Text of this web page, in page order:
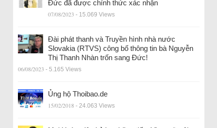
Đức đã được chính thức xác nhận
07/08/2023 - 15.069 Views
Đài phát thanh và Truyền hình nhà nước
Slovakia (RTVS) công bố thông tin bà Nguyễn
Thị Thanh Nhàn trốn sang Đức!
06/08/2023 - 5.165 Views
Ủng hộ Thoibao.de
15/02/2018 - 24.063 Views